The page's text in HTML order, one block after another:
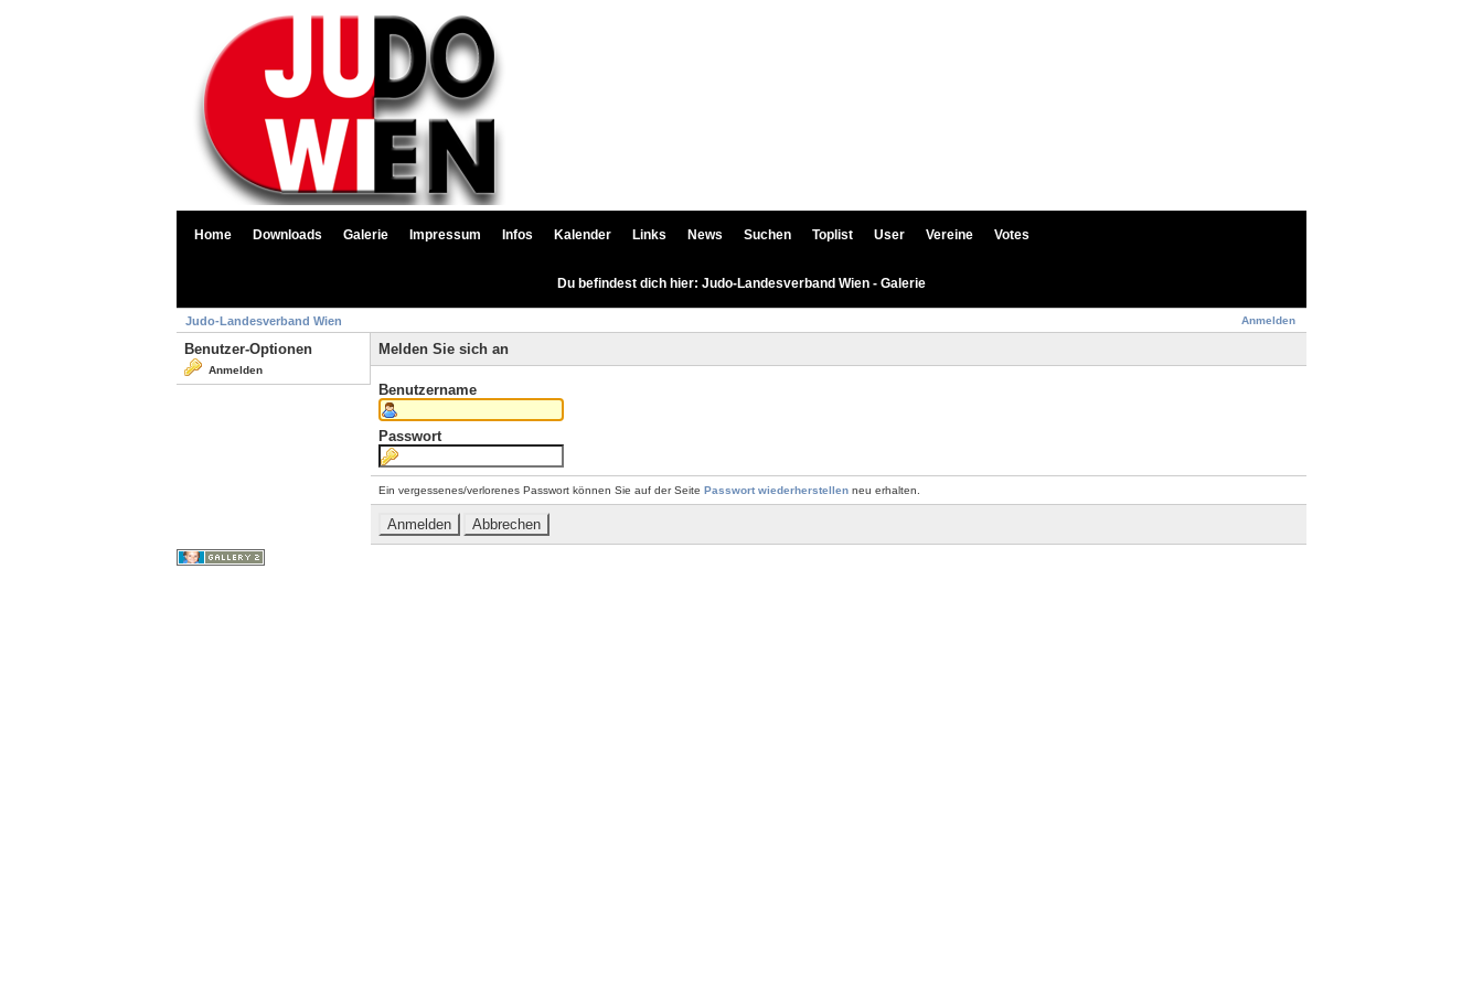
Home Downloads Galerie Impressum Infos Kalender Links News Suchen Toplist User Vereine Votes
Du befindest dich hier: Judo-Landesverband Wien - Galerie
Anmelden
Judo-Landesverband Wien
Benutzer-Optionen
Anmelden
Melden Sie sich an
Benutzername
Passwort
Ein vergessenes/verlorenes Passwort können Sie auf der Seite Passwort wiederherstellen neu erhalten.